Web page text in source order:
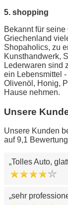
5. shopping
Bekannt für
Griechenland
Shopaholics, zu
Kunsthandwerk,
Lederwaren sind
ein Lebensmittel
Olivenöl, Honig,
Hause nehmen.
Unsere
Unsere Kunden
auf 9,1
Tolles Auto,
sehr